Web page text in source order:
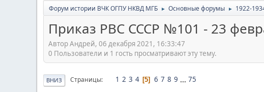
Форум истории ВЧК ОГПУ НКВД МГБ ► Основные форумы ► 1922-
Приказ РВС СССР №101 - 23
Автор Андрей, 06 декабря 2021, 16:33:47
0 Пользователи и 1 гость просматривают эту тему.
ВНИЗ Страницы 1 2 3 4 5 6 7 8 9 ... 75